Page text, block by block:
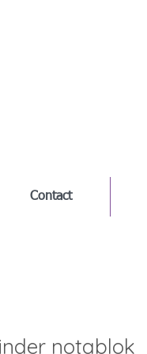
Contact
notablok